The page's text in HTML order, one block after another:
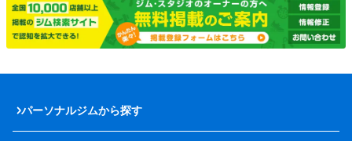
パーソナルジムから探す